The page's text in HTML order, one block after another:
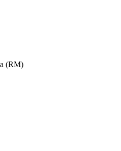
(RM)